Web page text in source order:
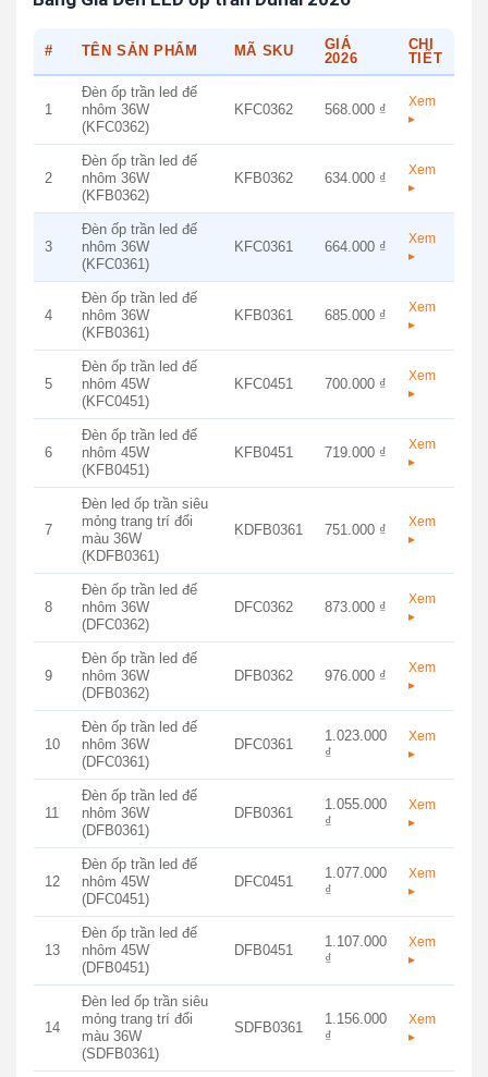
# TÊN SẢN PHẨM MÃ SKU
GIÁ
2026
CHI
TIẾT
1
Đèn ốp trần led đế
nhôm 36W
(KFC0362)
KFC0362 568.000 ₫
Xem
▸
2
Đèn ốp trần led đế
nhôm 36W
(KFB0362)
KFB0362 634.000 ₫
Xem
▸
3
Đèn ốp trần led đế
nhôm 36W
(KFC0361)
KFC0361 664.000 ₫
Xem
▸
4
Đèn ốp trần led đế
nhôm 36W
(KFB0361)
KFB0361 685.000 ₫
Xem
▸
5
Đèn ốp trần led đế
nhôm 45W
(KFC0451)
KFC0451 700.000 ₫
Xem
▸
6
Đèn ốp trần led đế
nhôm 45W
(KFB0451)
KFB0451 719.000 ₫
Xem
▸
7
Đèn led ốp trần siêu
mỏng trang trí đổi
màu 36W
(KDFB0361)
KDFB0361 751.000 ₫
Xem
▸
8
Đèn ốp trần led đế
nhôm 36W
(DFC0362)
DFC0362 873.000 ₫
Xem
▸
9
Đèn ốp trần led đế
nhôm 36W
(DFB0362)
DFB0362 976.000 ₫
Xem
▸
10
Đèn ốp trần led đế
nhôm 36W
(DFC0361)
DFC0361
1.023.000
₫
Xem
▸
11
Đèn ốp trần led đế
nhôm 36W
(DFB0361)
DFB0361
1.055.000
₫
Xem
▸
12
Đèn ốp trần led đế
nhôm 45W
(DFC0451)
DFC0451
1.077.000
₫
Xem
▸
13
Đèn ốp trần led đế
nhôm 45W
(DFB0451)
DFB0451
1.107.000
₫
Xem
▸
14
Đèn led ốp trần siêu
mỏng trang trí đổi
màu 36W
(SDFB0361)
SDFB0361
1.156.000
₫
Xem
▸